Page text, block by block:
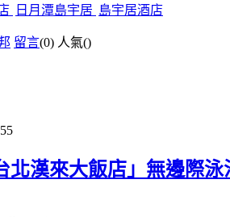
日月潭島宇居 島宇居酒店
留言(0) 人氣()
北漢來大飯店」無邊際